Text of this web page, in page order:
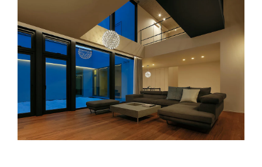
間仕切り壁を通して視線が縦横に抜ける
ので、どこにいても閉塞感がありませ
ん。 たとえば2階のダイニングにいると
視線がバルコニーを介してリビングや戸
外へと広がり、3階の寝室からも吹き抜
けを介して階下のリビングやバルコニー
が眺められます。 磁器質タイルの床に
ガラスタイル張りのアクセント壁が映え
るクールなインテリアのリビングは、ご
夫妻の憩いの場。吹き抜けをゴージャス